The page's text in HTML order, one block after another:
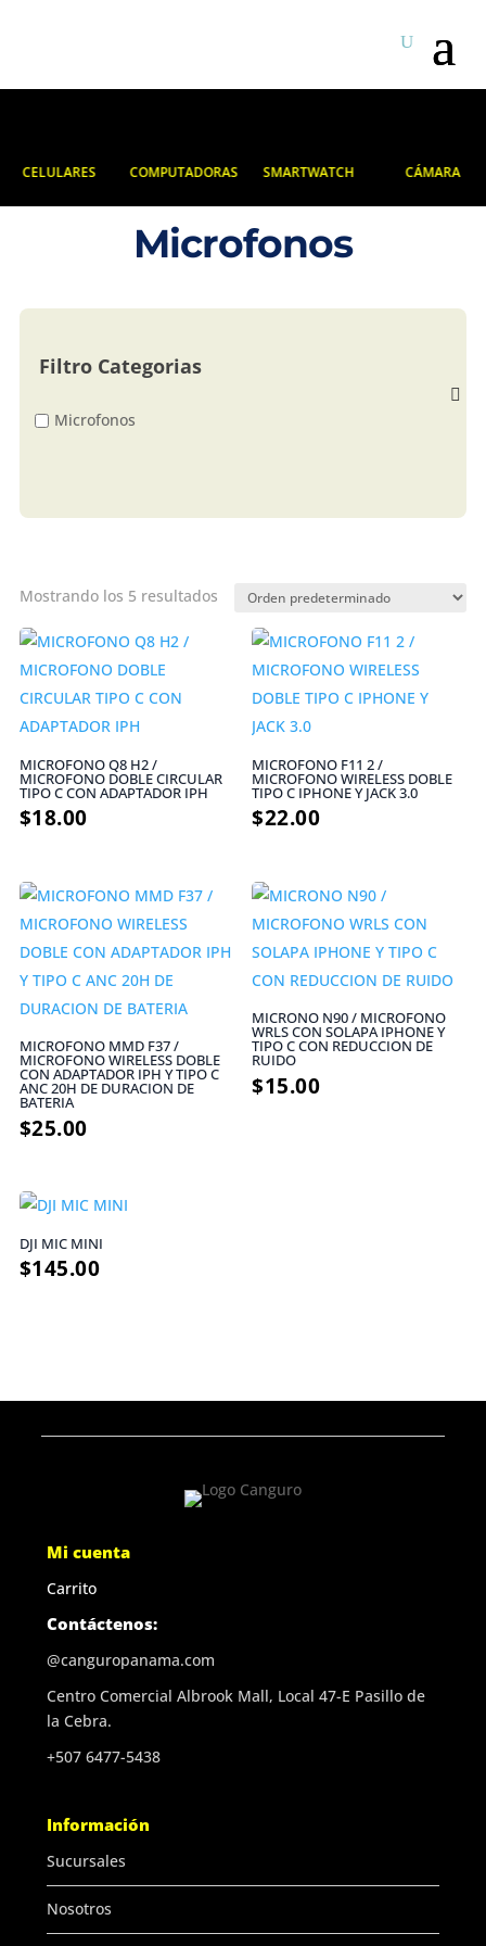
CELULARES COMPUTADORAS SMARTWATCH CÁMARA
Microfonos
Filtro Categorias
Microfonos
Mostrando los 5 resultados
MICROFONO Q8 H2 /
MICROFONO DOBLE CIRCULAR
TIPO C CON ADAPTADOR IPH
$18.00
MICROFONO F11 2 /
MICROFONO WIRELESS DOBLE
TIPO C IPHONE Y JACK 3.0
$22.00
MICROFONO MMD F37 /
MICROFONO WIRELESS DOBLE
CON ADAPTADOR IPH Y TIPO C
ANC 20H DE DURACION DE
BATERIA
$25.00
MICRONO N90 / MICROFONO
WRLS CON SOLAPA IPHONE Y
TIPO C CON REDUCCION DE
RUIDO
$15.00
DJI MIC MINI
$145.00
Mi cuenta
Carrito
Contáctenos:
@canguropanama.com
Centro Comercial Albrook Mall, Local 47-E Pasillo de
la Cebra.
+507 6477-5438
Información
Sucursales
Nosotros